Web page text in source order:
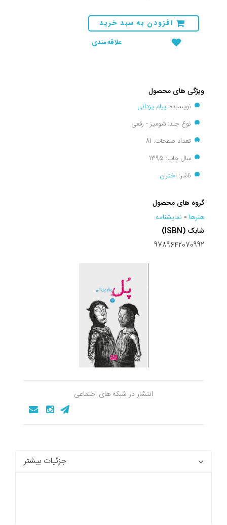
افزودن به سبد خرید
علاقه مندی
ویژگی های محصول
نویسنده: پیام یزدانی
نوع جلد: شومیز - رقعی
تعداد صفحات: 81
سال چاپ: 1395
ناشر: اختران
گروه های محصول
هنرها - نمايشنامه
شابک (ISBN)
9789642070992
انتشار در شبکه های اجتماعی
جزئیات بیشتر